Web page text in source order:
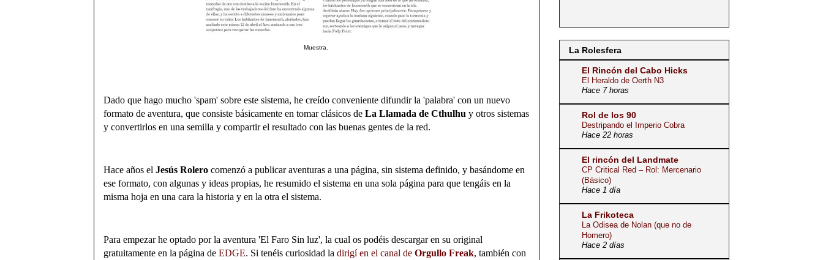
Muestra.
Dado que hago mucho 'spam' sobre este sistema, he creído conveniente difundir la 'palabra' con un nuevo
formato de aventura, que consiste básicamente en tomar clásicos de La Llamada de Cthulhu y otros sistemas
y convertirlos en una semilla y compartir el resultado con las buenas gentes de la red.
Hace años el Jesús Rolero comenzó a publicar aventuras a una página, sin sistema definido, y basándome en
ese formato, con algunas y ideas propias, he resumido el sistema en una sola página para que tengáis en la
misma hoja en una cara la historia y en la otra el sistema.
Para empezar he optado por la aventura 'El Faro Sin luz', la cual os podéis descargar en su original
gratuitamente en la página de EDGE. Si tenéis curiosidad la dirigí en el canal de Orgullo Freak, también con
La Rolesfera
El Rincón del Cabo Hicks
El Heraldo de Oerth N3
Hace 7 horas
Rol de los 90
Destripando el Imperio Cobra
Hace 22 horas
El rincón del Landmate
CP Critical Red – Rol: Mercenario
(Básico)
Hace 1 día
La Frikoteca
La Odisea de Nolan (que no de
Homero)
Hace 2 días